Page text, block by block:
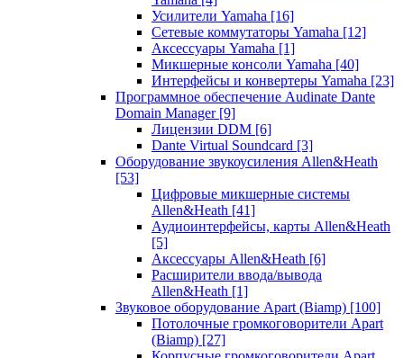
Усилители Yamaha [16]
Сетевые коммутаторы Yamaha [12]
Аксессуары Yamaha [1]
Микшерные консоли Yamaha [40]
Интерфейсы и конвертеры Yamaha [23]
Программное обеспечение Audinate Dante
Domain Manager [9]
Лицензии DDM [6]
Dante Virtual Soundcard [3]
Оборудование звукоусиления Allen&Heath
[53]
Цифровые микшерные системы
Allen&Heath [41]
Аудиоинтерфейсы, карты Allen&Heath
[5]
Аксессуары Allen&Heath [6]
Расширители ввода/вывода
Allen&Heath [1]
Звуковое оборудование Apart (Biamp) [100]
Потолочные громкоговорители Apart
(Biamp) [27]